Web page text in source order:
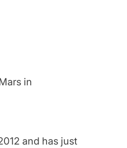
in
and has just